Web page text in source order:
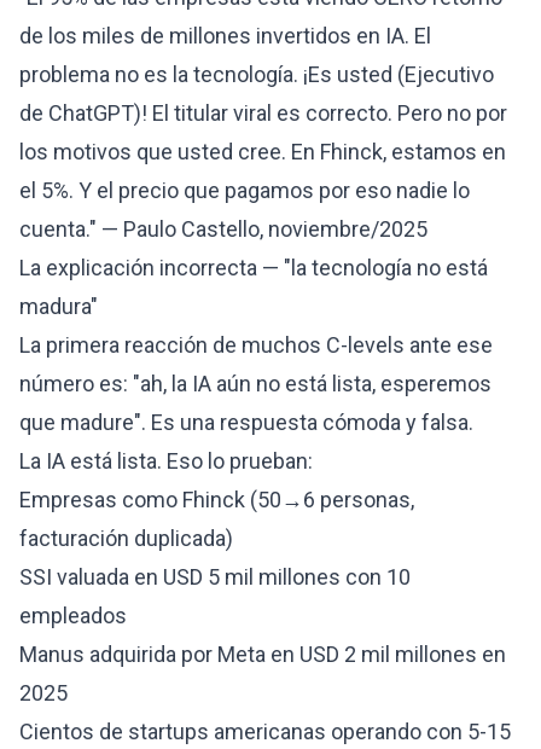
de los miles de millones invertidos en IA. El
problema no es la tecnología. ¡Es usted (Ejecutivo
de ChatGPT)! El titular viral es correcto. Pero no por
los motivos que usted cree. En Fhinck, estamos en
el 5%. Y el precio que pagamos por eso nadie lo
cuenta." — Paulo Castello, noviembre/2025
La explicación incorrecta — "la tecnología no está
madura"
La primera reacción de muchos C-levels ante ese
número es: "ah, la IA aún no está lista, esperemos
que madure". Es una respuesta cómoda y falsa.
La IA está lista. Eso lo prueban:
Empresas como Fhinck (50→6 personas,
facturación duplicada)
SSI valuada en USD 5 mil millones con 10
empleados
Manus adquirida por Meta en USD 2 mil millones en
2025
Cientos de startups americanas operando con 5-15